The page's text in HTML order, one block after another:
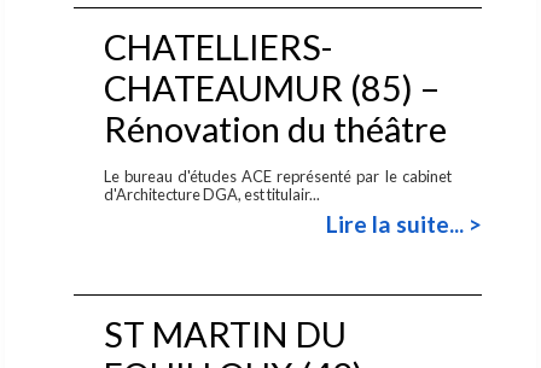
CHATELLIERS-
CHATEAUMUR (85) –
Rénovation du théâtre
Le bureau d'études ACE représenté par le cabinet
d'Architecture DGA, est titulair...
Lire la suite... >
ST MARTIN DU